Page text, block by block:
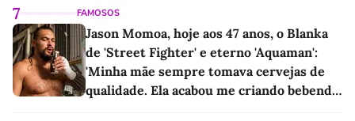
7 FAMOSOS
Jason Momoa, hoje aos 47 anos, o Blanka
de 'Street Fighter' e eterno 'Aquaman':
'Minha mãe sempre tomava cervejas de
qualidade. Ela acabou me criando bebendo